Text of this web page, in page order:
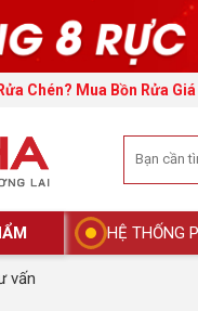
Chén? Mua Bồn Rửa
HỆ THỐNG
vấn